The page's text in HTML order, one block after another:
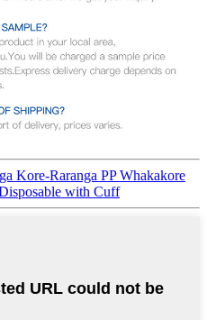
Kore-Raranga PP Whakakore
with Cuff